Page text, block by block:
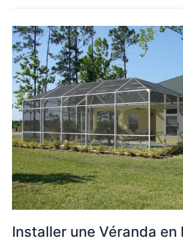
Installer une Véranda en
Installer
une
Véranda
en
kit